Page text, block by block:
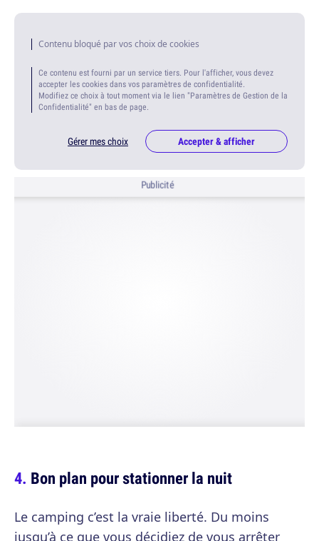
Contenu bloqué par vos choix de cookies
Ce contenu est fourni par un service tiers. Pour l'afficher, vous devez
accepter les cookies dans vos paramètres de confidentialité.
Modifiez ce choix à tout moment via le lien "Paramètres de Gestion de la
Confidentialité" en bas de page.
Gérer mes choix Accepter & afficher
Publicité
Bon plan pour stationner la nuit
Le camping c’est la vraie liberté. Du moins
jusqu’à ce que vous décidiez de vous arrêter